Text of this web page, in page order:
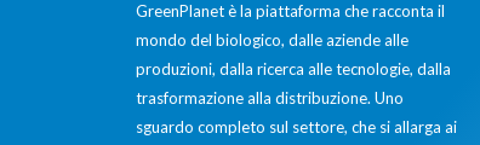
GreenPlanet è la piattaforma che racconta il
mondo del biologico, dalle aziende alle
produzioni, dalla ricerca alle tecnologie, dalla
trasformazione alla distribuzione. Uno
sguardo completo sul settore, che si allarga ai